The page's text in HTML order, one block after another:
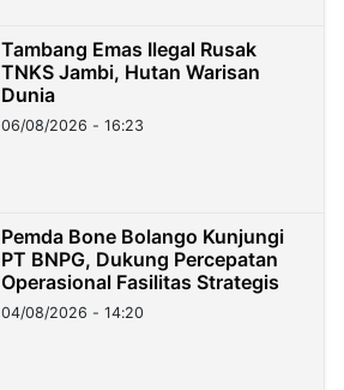
Tambang Emas Ilegal Rusak
TNKS Jambi, Hutan Warisan
Dunia
06/08/2026 - 16:23
Pemda Bone Bolango Kunjungi
PT BNPG, Dukung Percepatan
Operasional Fasilitas Strategis
04/08/2026 - 14:20